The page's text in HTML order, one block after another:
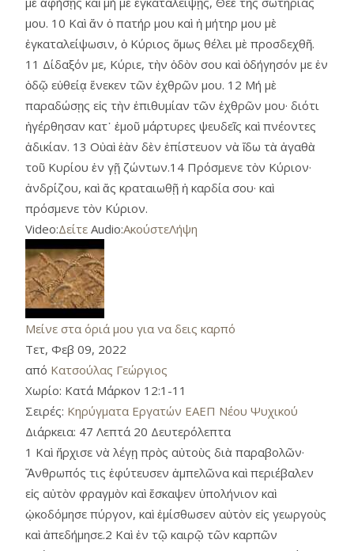
μου. 10 Καὶ ἄν ὁ πατήρ μου καὶ ἡ μήτηρ μου μὲ
ἐγκαταλείψωσιν, ὁ Κύριος ὅμως θέλει μὲ προσδεχθῆ.
11 Δίδαξόν με, Κύριε, τὴν ὁδὸν σου καὶ ὁδήγησόν με ἐν
ὁδῷ εὐθείᾳ ἕνεκεν τῶν ἐχθρῶν μου. 12 Μή μὲ
παραδώσῃς εἰς τὴν ἐπιθυμίαν τῶν ἐχθρῶν μου· διότι
ἠγέρθησαν κατ᾿ ἐμοῦ μάρτυρες ψευδεῖς καὶ πνέοντες
ἀδικίαν. 13 Οὐαὶ ἐὰν δὲν ἐπίστευον νὰ ἴδω τὰ ἀγαθὰ
τοῦ Κυρίου ἐν γῇ ζώντων.14 Πρόσμενε τὸν Κύριον·
ἀνδρίζου, καὶ ἄς κραταιωθῇ ἡ καρδία σου· καὶ
πρόσμενε τὸν Κύριον.
Video:Δείτε Audio:ΑκούστεΛήψη
Μείνε στα όριά μου για να δεις καρπό
Τετ, Φεβ 09, 2022
από Κατσούλας Γεώργιος
Χωρίο: Κατά Μάρκον 12:1-11
Σειρές: Κηρύγματα Εργατών ΕΑΕΠ Νέου Ψυχικού
Διάρκεια: 47 Λεπτά 20 Δευτερόλεπτα
1 Καὶ ἤρχισε νὰ λέγῃ πρὸς αὐτοὺς διὰ παραβολῶν·
Ἄνθρωπός τις ἐφύτευσεν ἀμπελῶνα καὶ περιέβαλεν
εἰς αὐτὸν φραγμὸν καὶ ἔσκαψεν ὑπολήνιον καὶ
ᾠκοδόμησε πύργον, καὶ ἐμίσθωσεν αὐτὸν εἰς γεωργοὺς
καὶ ἀπεδήμησε.2 Καὶ ἐν τῷ καιρῷ τῶν καρπῶν